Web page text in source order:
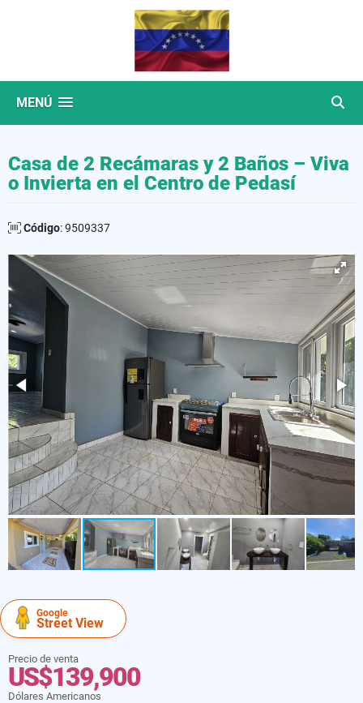
MENÚ
Casa de 2 Recámaras y 2 Baños – Viva
o Invierta en el Centro de Pedasí
Código: 9509337
Google
Street View
Precio de venta
US$139,900
Dólares Americanos